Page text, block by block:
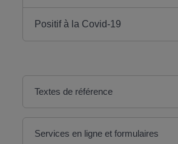
Positif à la Covid-19
Textes de référence
Services en ligne et formulaires